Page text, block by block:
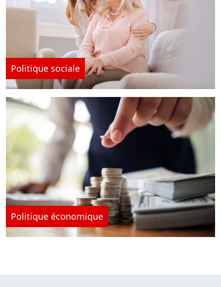
Politique sociale
Politique économique